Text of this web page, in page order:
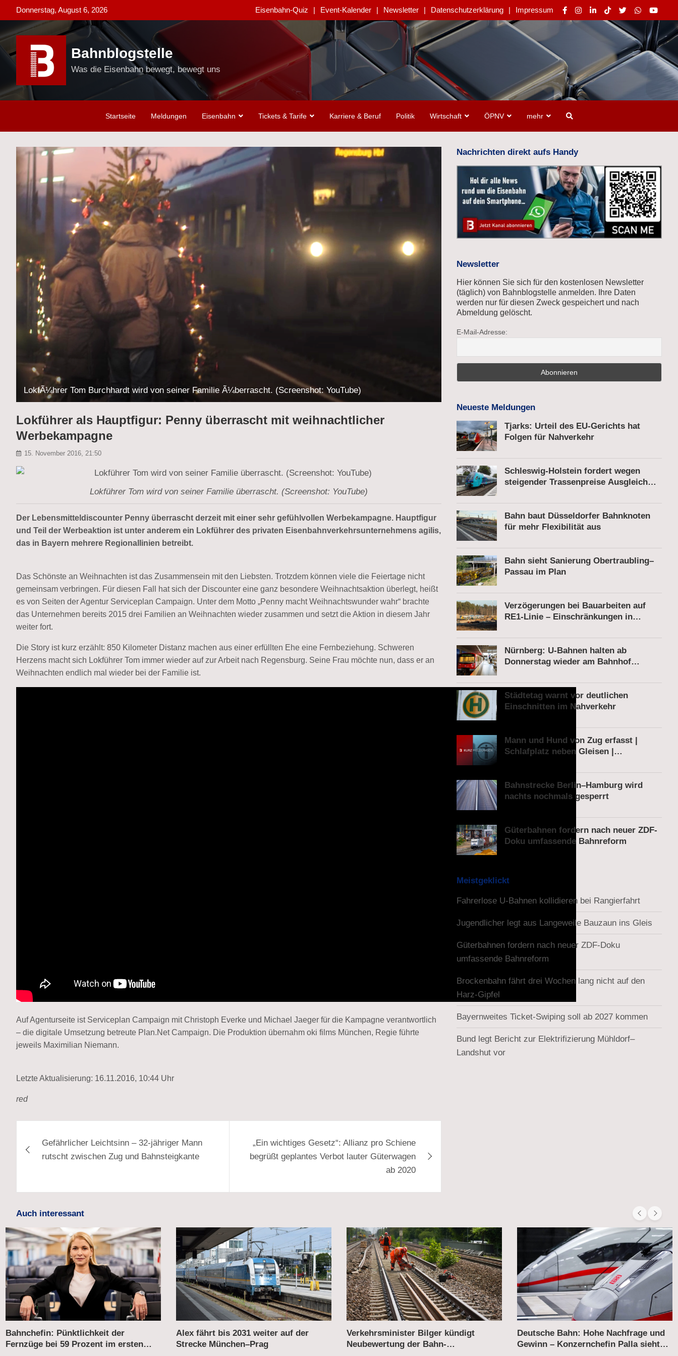
to
content
Donnerstag, August 6, 2026 Eisenbahn-Quiz Event-Kalender Newsletter Datenschutzerklärung Impressum
Bahnblogstelle
Was die Eisenbahn bewegt, bewegt uns
Startseite Meldungen Eisenbahn Tickets & Tarife Karriere & Beruf Politik Wirtschaft ÖPNV mehr
LokfÃ¼hrer Tom Burchhardt wird von seiner Familie Ã¼berrascht. (Screenshot: YouTube)
Lokführer als Hauptfigur: Penny überrascht mit weihnachtlicher
Werbekampagne
15. November 2016, 21:50
Lokführer Tom wird von seiner Familie überrascht. (Screenshot: YouTube)
Der Lebensmitteldiscounter Penny überrascht derzeit mit einer sehr gefühlvollen Werbekampagne. Hauptfigur
und Teil der Werbeaktion ist unter anderem ein Lokführer des privaten Eisenbahnverkehrsunternehmens agilis,
das in Bayern mehrere Regionallinien betreibt.
Das Schönste an Weihnachten ist das Zusammensein mit den Liebsten. Trotzdem können viele die Feiertage nicht
gemeinsam verbringen. Für diesen Fall hat sich der Discounter eine ganz besondere Weihnachtsaktion überlegt, heißt
es von Seiten der Agentur Serviceplan Campaign. Unter dem Motto „Penny macht Weihnachtswunder wahr“ brachte
das Unternehmen bereits 2015 drei Familien an Weihnachten wieder zusammen und setzt die Aktion in diesem Jahr
weiter fort.
Die Story ist kurz erzählt: 850 Kilometer Distanz machen aus einer erfüllten Ehe eine Fernbeziehung. Schweren
Herzens macht sich Lokführer Tom immer wieder auf zur Arbeit nach Regensburg. Seine Frau möchte nun, dass er an
Weihnachten endlich mal wieder bei der Familie ist.
Auf Agenturseite ist Serviceplan Campaign mit Christoph Everke und Michael Jaeger für die Kampagne verantwortlich
– die digitale Umsetzung betreute Plan.Net Campaign. Die Produktion übernahm oki films München, Regie führte
jeweils Maximilian Niemann.
Letzte Aktualisierung: 16.11.2016, 10:44 Uhr
red
Gefährlicher Leichtsinn – 32-jähriger Mann
rutscht zwischen Zug und Bahnsteigkante
„Ein wichtiges Gesetz“: Allianz pro Schiene
begrüßt geplantes Verbot lauter Güterwagen
ab 2020
Nachrichten direkt aufs Handy
Newsletter
Hier können Sie sich für den kostenlosen Newsletter
(täglich) von Bahnblogstelle anmelden. Ihre Daten
werden nur für diesen Zweck gespeichert und nach
Abmeldung gelöscht.
E-Mail-Adresse:
Neueste Meldungen
Tjarks: Urteil des EU-Gerichts hat
Folgen für Nahverkehr
Schleswig-Holstein fordert wegen
steigender Trassenpreise Ausgleich
Bahn baut Düsseldorfer Bahnknoten
für mehr Flexibilität aus
Bahn sieht Sanierung Obertraubling–
Passau im Plan
Verzögerungen bei Bauarbeiten auf
RE1-Linie – Einschränkungen in
Nürnberg: U-Bahnen halten ab
Donnerstag wieder am Bahnhof
Städtetag warnt vor deutlichen
Einschnitten im Nahverkehr
Mann und Hund von Zug erfasst |
Schlafplatz neben Gleisen |
Bahnstrecke Berlin–Hamburg wird
nachts nochmals gesperrt
Güterbahnen fordern nach neuer ZDF-
Doku umfassende Bahnreform
Meistgeklickt
Fahrerlose U-Bahnen kollidieren bei Rangierfahrt
Jugendlicher legt aus Langeweile Bauzaun ins Gleis
Güterbahnen fordern nach neuer ZDF-Doku
umfassende Bahnreform
Brockenbahn fährt drei Wochen lang nicht auf den
Harz-Gipfel
Bayernweites Ticket-Swiping soll ab 2027 kommen
Bund legt Bericht zur Elektrifizierung Mühldorf–
Landshut vor
Auch interessant
Alex fährt bis 2031 weiter auf der
Strecke München–Prag
Verkehrsminister Bilger kündigt
Neubewertung der Bahn-
Deutsche Bahn: Hohe Nachfrage und
Gewinn – Konzernchefin Palla sieht
Wettbewerb auf der Schiene –
Flixtrain kritisiert Italo für